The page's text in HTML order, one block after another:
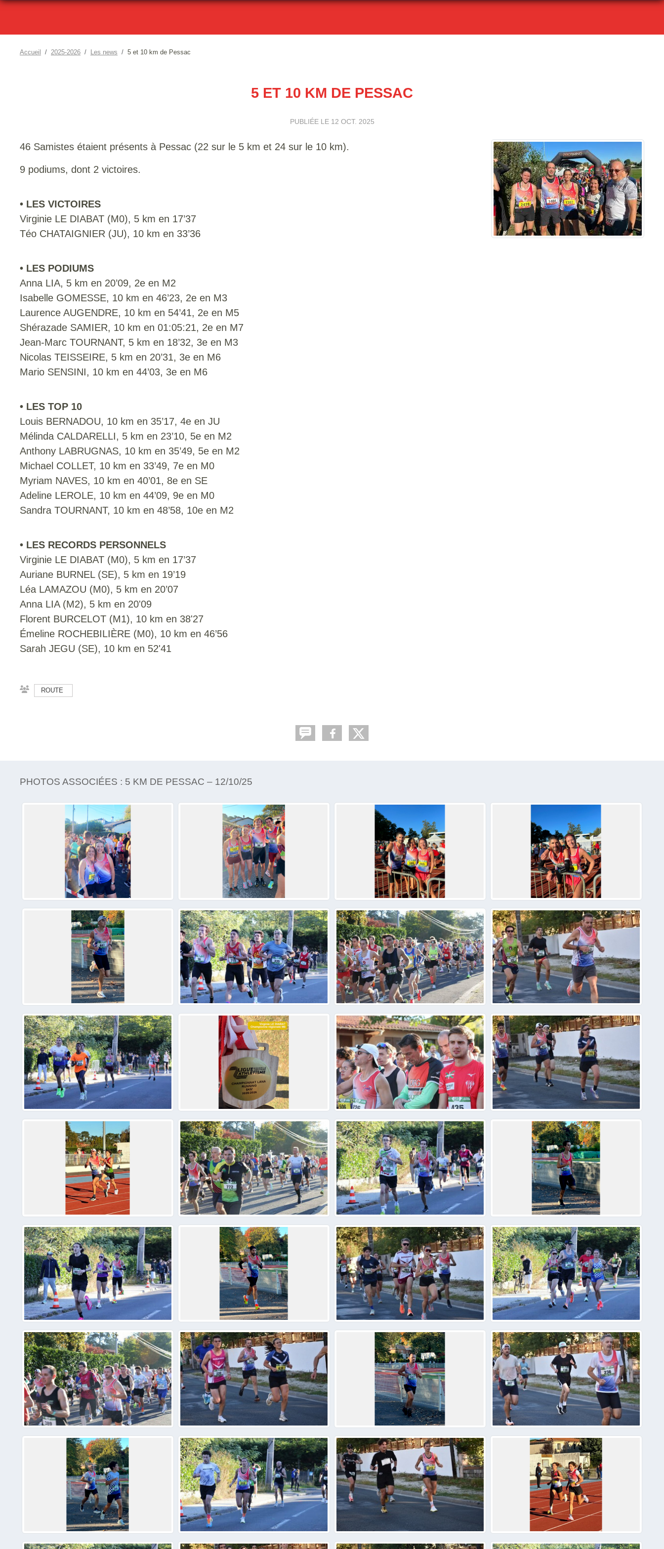
Accueil 2025-2026 Les news 5 et 10 km de Pessac
5 ET 10 KM DE PESSAC
PUBLIÉE LE 12 OCT. 2025
46 Samistes étaient présents à Pessac (22 sur le 5 km et 24 sur le 10 km).
9 podiums, dont 2 victoires.
• LES VICTOIRES
Virginie LE DIABAT (M0), 5 km en 17’37
Téo CHATAIGNIER (JU), 10 km en 33’36
• LES PODIUMS
Anna LIA, 5 km en 20’09, 2e en M2
Isabelle GOMESSE, 10 km en 46’23, 2e en M3
Laurence AUGENDRE, 10 km en 54’41, 2e en M5
Shérazade SAMIER, 10 km en 01:05:21, 2e en M7
Jean-Marc TOURNANT, 5 km en 18’32, 3e en M3
Nicolas TEISSEIRE, 5 km en 20’31, 3e en M6
Mario SENSINI, 10 km en 44’03, 3e en M6
• LES TOP 10
Louis BERNADOU, 10 km en 35’17, 4e en JU
Mélinda CALDARELLI, 5 km en 23’10, 5e en M2
Anthony LABRUGNAS, 10 km en 35’49, 5e en M2
Michael COLLET, 10 km en 33’49, 7e en M0
Myriam NAVES, 10 km en 40’01, 8e en SE
Adeline LEROLE, 10 km en 44’09, 9e en M0
Sandra TOURNANT, 10 km en 48’58, 10e en M2
• LES RECORDS PERSONNELS
Virginie LE DIABAT (M0), 5 km en 17’37
Auriane BURNEL (SE), 5 km en 19’19
Léa LAMAZOU (M0), 5 km en 20’07
Anna LIA (M2), 5 km en 20'09
Florent BURCELOT (M1), 10 km en 38'27
Émeline ROCHEBILIÈRE (M0), 10 km en 46’56
Sarah JEGU (SE), 10 km en 52'41
ROUTE
PHOTOS ASSOCIÉES : 5 KM DE PESSAC – 12/10/25